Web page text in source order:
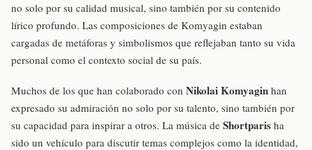
no solo por su calidad musical, sino también por su contenido
lírico profundo. Las composiciones de Komyagin estaban
cargadas de metáforas y simbolismos que reflejaban tanto su vida
personal como el contexto social de su país.
Muchos de los que han colaborado con Nikolai Komyagin han
expresado su admiración no solo por su talento, sino también por
su capacidad para inspirar a otros. La música de Shortparis ha
sido un vehículo para discutir temas complejos como la identidad,